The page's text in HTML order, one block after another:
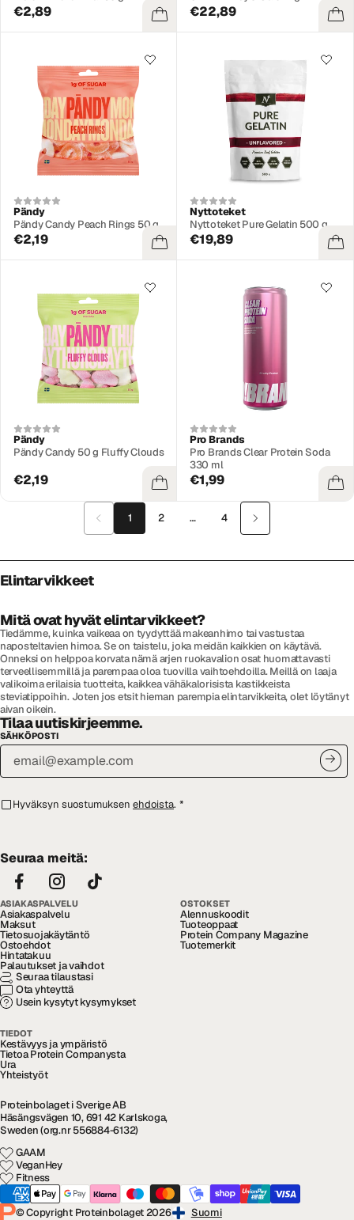
€2,89 €22,89
Pändy
Pändy Candy Peach Rings 50 g
€2,19
Nyttoteket
Nyttoteket Pure Gelatin 500 g
€19,89
Pändy
Pändy Candy 50 g Fluffy Clouds
€2,19
Pro Brands
Pro Brands Clear Protein Soda
330 ml
€1,99
1 2 … 4
Elintarvikkeet
Mitä ovat hyvät elintarvikkeet?
Tiedämme, kuinka vaikeaa on tyydyttää makeanhimo tai vastustaa
naposteltavien himoa. Se on taistelu, joka meidän kaikkien on käytävä.
Onneksi on helppoa korvata nämä arjen ruokavalion osat huomattavasti
terveellisemmillä ja parempaa oloa tuovilla vaihtoehdoilla. Meillä on laaja
valikoima erilaisia tuotteita, kaikkea vähäkalorisista kastikkeista
steviatippoihin. Joten jos etsit hieman parempia elintarvikkeita, olet löytänyt
aivan oikein.
Tilaa uutiskirjeemme.
SÄHKÖPOSTI
Hyväksyn suostumuksen ehdoista. *
Seuraa meitä:
ASIAKASPALVELU
Asiakaspalvelu
Maksut
Tietosuojakäytäntö
Ostoehdot
Hintatakuu
Palautukset ja vaihdot
Seuraa tilaustasi
Ota yhteyttä
Usein kysytyt kysymykset
OSTOKSET
Alennuskoodit
Tuoteoppaat
Protein Company Magazine
Tuotemerkit
TIEDOT
Kestävyys ja ympäristö
Tietoa Protein Companysta
Ura
Yhteistyöt
Proteinbolaget i Sverige AB
Häsängsvägen 10, 691 42 Karlskoga,
Sweden (org.nr 556884-6132)
GAAM
VeganHey
Fitness
© Copyright Proteinbolaget 2026 Suomi